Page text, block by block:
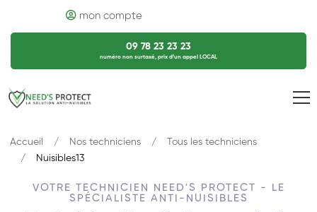
mon compte
09 78 23 23 23
numéro non surtaxé, prix d’un appel LOCAL
Accueil Nos techniciens
Tous les techniciens
Nuisibles13
VOTRE TECHNICIEN NEED'S PROTECT - LE
SPÉCIALISTE ANTI-NUISIBLES